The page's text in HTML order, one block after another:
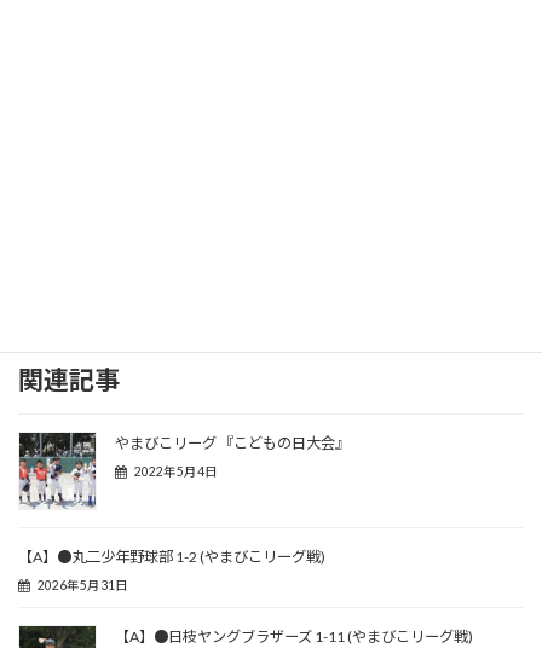
関連記事
やまびこリーグ 『こどもの日大会』
2022年5月4日
【A】●丸二少年野球部 1-2 (やまびこリーグ戦)
2026年5月31日
【A】●日枝ヤングブラザーズ 1-11 (やまびこリーグ戦)